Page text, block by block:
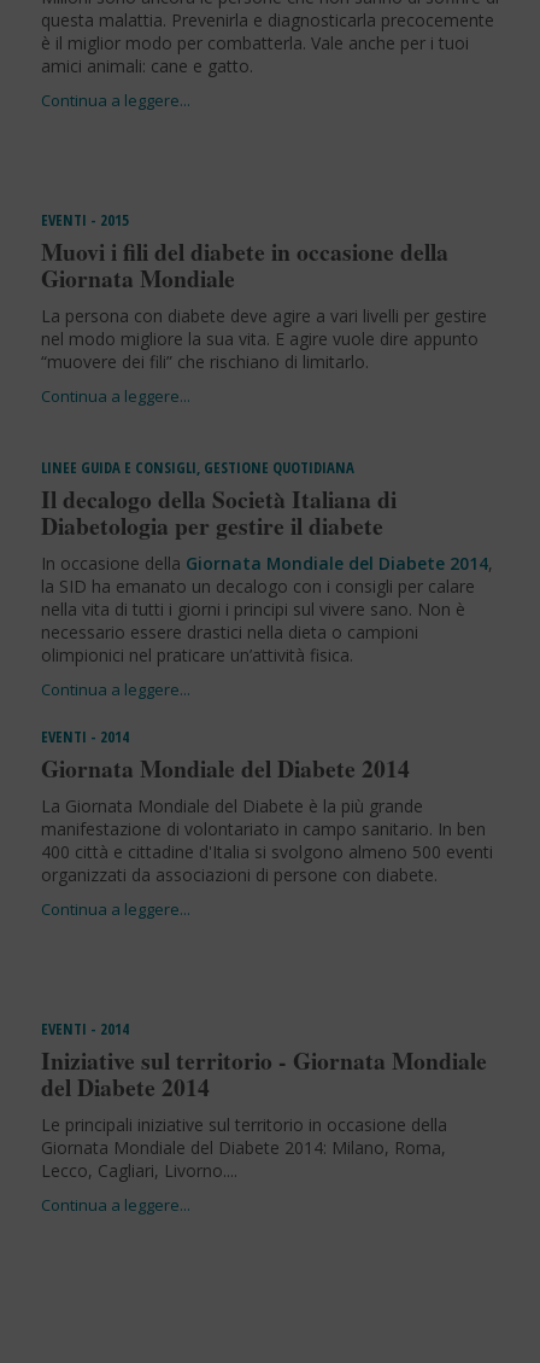
questa malattia. Prevenirla e diagnosticarla precocemente
è il miglior modo per combatterla. Vale anche per i tuoi
amici animali: cane e gatto.
EVENTI - 2015
Muovi i fili del diabete in occasione della
Giornata Mondiale
La persona con diabete deve agire a vari livelli per gestire
nel modo migliore la sua vita. E agire vuole dire appunto
“muovere dei fili” che rischiano di limitarlo.
LINEE GUIDA E CONSIGLI, GESTIONE QUOTIDIANA
Il decalogo della Società Italiana di
Diabetologia per gestire il diabete
In occasione della Giornata Mondiale del Diabete 2014,
la SID ha emanato un decalogo con i consigli per calare
nella vita di tutti i giorni i principi sul vivere sano. Non è
necessario essere drastici nella dieta o campioni
olimpionici nel praticare un’attività fisica.
EVENTI - 2014
Giornata Mondiale del Diabete 2014
La Giornata Mondiale del Diabete è la più grande
manifestazione di volontariato in campo sanitario. In ben
400 città e cittadine d'Italia si svolgono almeno 500 eventi
organizzati da associazioni di persone con diabete.
EVENTI - 2014
Iniziative sul territorio - Giornata Mondiale
del Diabete 2014
Le principali iniziative sul territorio in occasione della
Giornata Mondiale del Diabete 2014: Milano, Roma,
Lecco, Cagliari, Livorno....